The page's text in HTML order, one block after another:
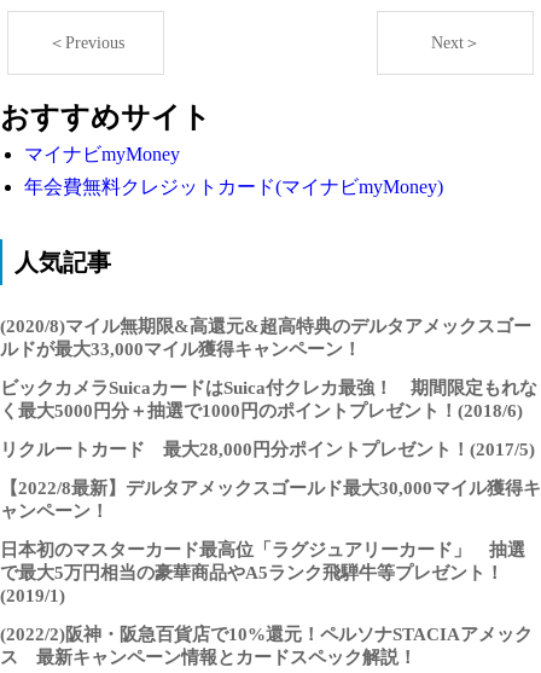
＜Previous Next＞
おすすめサイト
マイナビmyMoney
年会費無料クレジットカード(マイナビmyMoney)
人気記事
(2020/8)マイル無期限&高還元&超高特典のデルタアメックスゴー
ルドが最大33,000マイル獲得キャンペーン！
ビックカメラSuicaカードはSuica付クレカ最強！ 期間限定もれな
く最大5000円分＋抽選で1000円のポイントプレゼント！(2018/6)
リクルートカード 最大28,000円分ポイントプレゼント！(2017/5)
【2022/8最新】デルタアメックスゴールド最大30,000マイル獲得キ
ャンペーン！
日本初のマスターカード最高位「ラグジュアリーカード」 抽選
で最大5万円相当の豪華商品やA5ランク飛騨牛等プレゼント！
(2019/1)
(2022/2)阪神・阪急百貨店で10%還元！ペルソナSTACIAアメック
ス 最新キャンペーン情報とカードスペック解説！